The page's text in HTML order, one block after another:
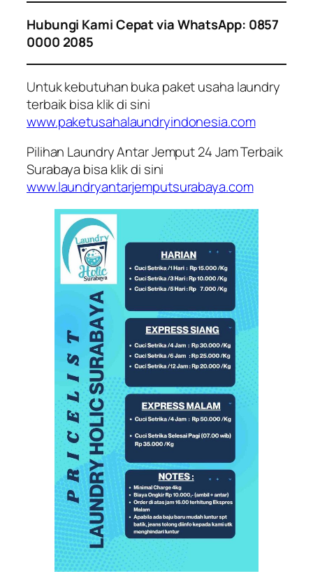
Hubungi Kami Cepat via WhatsApp: 0857
0000 2085
Untuk kebutuhan buka paket usaha laundry
terbaik bisa klik di sini
www.paketusahalaundryindonesia.com
Pilihan Laundry Antar Jemput 24 Jam Terbaik
Surabaya bisa klik di sini
www.laundryantarjemputsurabaya.com